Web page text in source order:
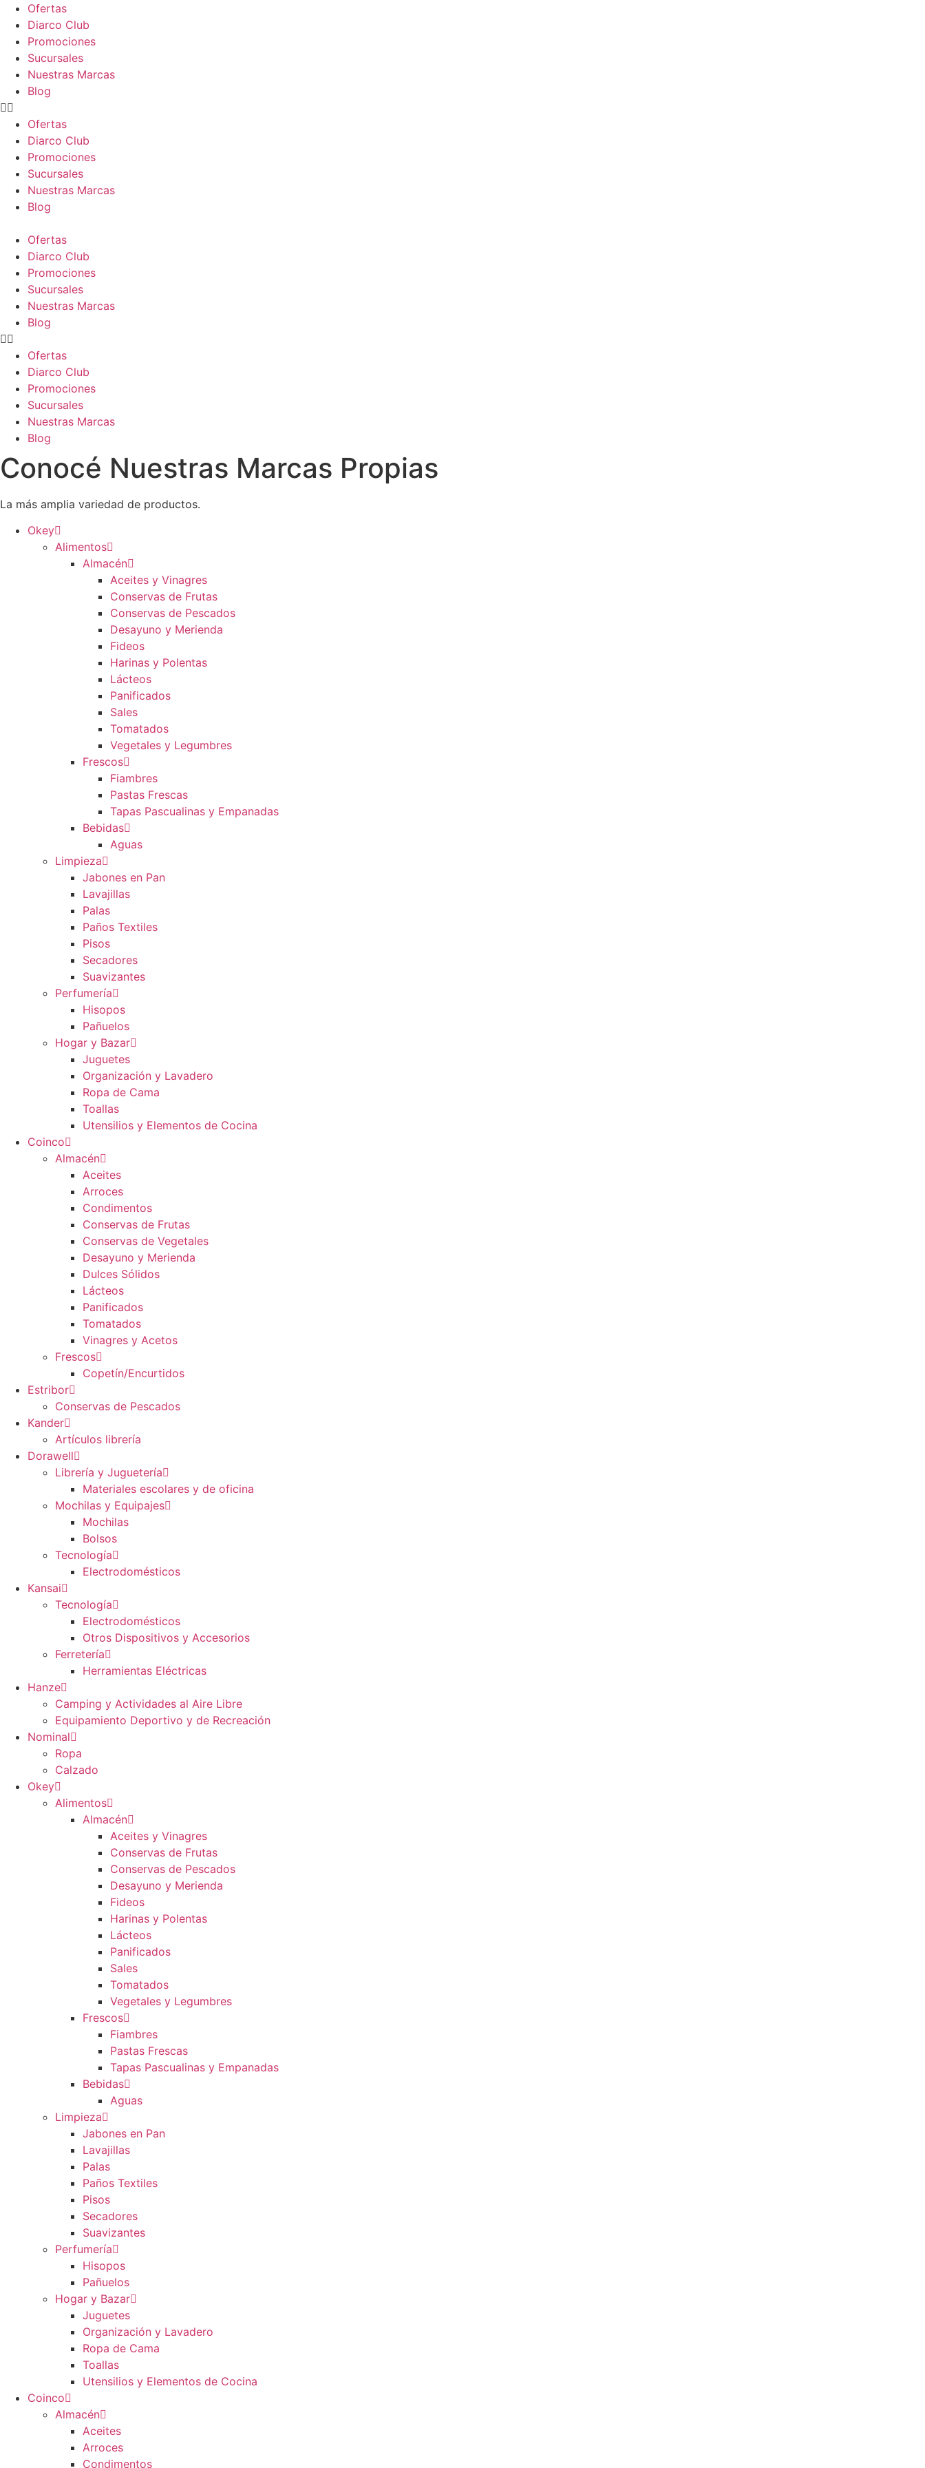
contenido
Ofertas
Diarco Club
Promociones
Sucursales
Nuestras Marcas
Blog
Ofertas
Diarco Club
Promociones
Sucursales
Nuestras Marcas
Blog
Ofertas
Diarco Club
Promociones
Sucursales
Nuestras Marcas
Blog
Ofertas
Diarco Club
Promociones
Sucursales
Nuestras Marcas
Blog
Conocé Nuestras Marcas Propias
La más amplia variedad de productos.
Okey
Alimentos
Almacén
Aceites y Vinagres
Conservas de Frutas
Conservas de Pescados
Desayuno y Merienda
Fideos
Harinas y Polentas
Lácteos
Panificados
Sales
Tomatados
Vegetales y Legumbres
Frescos
Fiambres
Pastas Frescas
Tapas Pascualinas y Empanadas
Bebidas
Aguas
Limpieza
Jabones en Pan
Lavajillas
Palas
Paños Textiles
Pisos
Secadores
Suavizantes
Perfumería
Hisopos
Pañuelos
Hogar y Bazar
Juguetes
Organización y Lavadero
Ropa de Cama
Toallas
Utensilios y Elementos de Cocina
Coinco
Almacén
Aceites
Arroces
Condimentos
Conservas de Frutas
Conservas de Vegetales
Desayuno y Merienda
Dulces Sólidos
Lácteos
Panificados
Tomatados
Vinagres y Acetos
Frescos
Copetín/Encurtidos
Estribor
Conservas de Pescados
Kander
Artículos librería
Dorawell
Librería y Juguetería
Materiales escolares y de oficina
Mochilas y Equipajes
Mochilas
Bolsos
Tecnología
Electrodomésticos
Kansai
Tecnología
Electrodomésticos
Otros Dispositivos y Accesorios
Ferretería
Herramientas Eléctricas
Hanze
Camping y Actividades al Aire Libre
Equipamiento Deportivo y de Recreación
Nominal
Ropa
Calzado
Okey
Alimentos
Almacén
Aceites y Vinagres
Conservas de Frutas
Conservas de Pescados
Desayuno y Merienda
Fideos
Harinas y Polentas
Lácteos
Panificados
Sales
Tomatados
Vegetales y Legumbres
Frescos
Fiambres
Pastas Frescas
Tapas Pascualinas y Empanadas
Bebidas
Aguas
Limpieza
Jabones en Pan
Lavajillas
Palas
Paños Textiles
Pisos
Secadores
Suavizantes
Perfumería
Hisopos
Pañuelos
Hogar y Bazar
Juguetes
Organización y Lavadero
Ropa de Cama
Toallas
Utensilios y Elementos de Cocina
Coinco
Almacén
Aceites
Arroces
Condimentos